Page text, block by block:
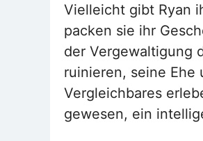
Vielleicht gibt Ryan
packen sie ihr
der Vergewaltigung
ruinieren, seine Ehe
Vergleichbares
gewesen, ein